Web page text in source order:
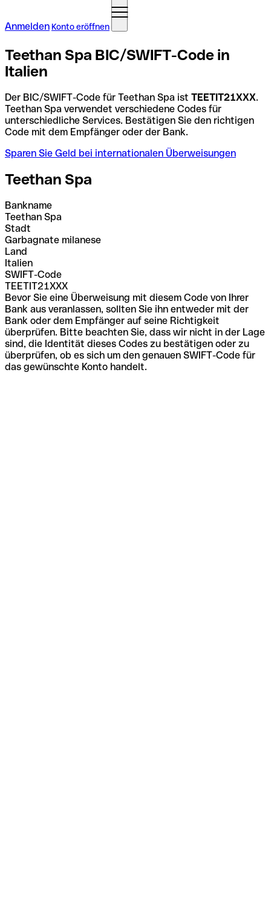
Anmelden Konto eröffnen
Teethan Spa BIC/SWIFT-Code in
Italien
Der BIC/SWIFT-Code für Teethan Spa ist TEETIT21XXX.
Teethan Spa verwendet verschiedene Codes für
unterschiedliche Services. Bestätigen Sie den richtigen
Code mit dem Empfänger oder der Bank.
Sparen Sie Geld bei internationalen Überweisungen
Teethan Spa
Bankname
Teethan Spa
Stadt
Garbagnate milanese
Land
Italien
SWIFT-Code
TEETIT21XXX
Bevor Sie eine Überweisung mit diesem Code von Ihrer
Bank aus veranlassen, sollten Sie ihn entweder mit der
Bank oder dem Empfänger auf seine Richtigkeit
überprüfen. Bitte beachten Sie, dass wir nicht in der Lage
sind, die Identität dieses Codes zu bestätigen oder zu
überprüfen, ob es sich um den genauen SWIFT-Code für
das gewünschte Konto handelt.